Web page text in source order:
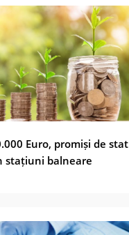
Euro, promiși de stat
stațiuni balneare